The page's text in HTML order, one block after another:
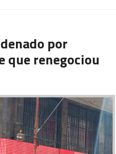
por
que renegociou